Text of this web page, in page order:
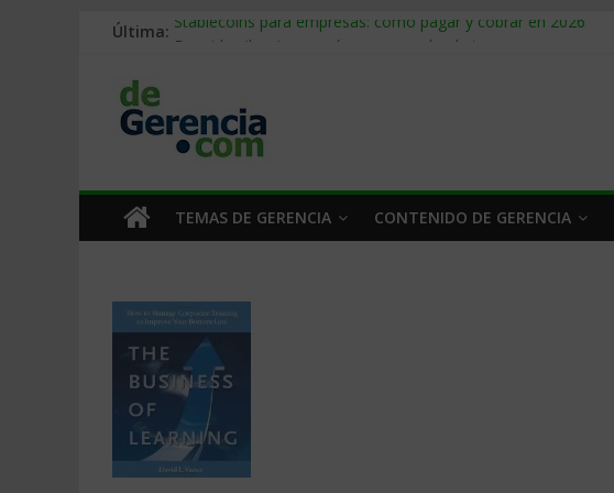
Última: Stablecoins para empresas: cómo pagar y cobrar en 2026
Trabajo forzoso en la cadena de suministro: qué hacer
Mercado hispano de EE. UU.: cómo segmentarlo y venderle
TEMAS DE GERENCIA CONTENIDO DE GERENCIA